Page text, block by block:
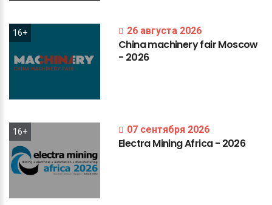
16+ 26 августа 2026
ChinamachineryfairMoscow
- 2026
16+ 07 сентября 2026
ElectraMiningAfrica- 2026